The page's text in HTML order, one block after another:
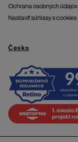
Ochrana osobných údajov
Nastaviť súhlasy s cookies
Česko